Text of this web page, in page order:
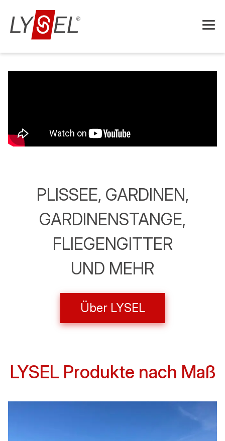
PLISSEE, GARDINEN,
GARDINENSTANGE,
FLIEGENGITTER
UND MEHR
Über LYSEL
LYSEL Produkte nach Maß